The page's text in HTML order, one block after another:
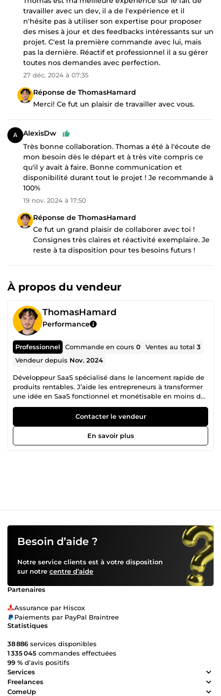
travailler avec un dev, il a de l'expérience et il
n'hésite pas à utiliser son expertise pour proposer
des mises à jour et des feedbacks intéressants sur un
projet. C'est la première commande avec lui, mais
pas la dernière. Réactif et professionnel il a su gérer
toutes nos demandes avec perfection.
27 déc. 2024 à 07:35
Réponse de ThomasHamard
Merci! Ce fut un plaisir de travailler avec vous.
AlexisDw
Très bonne collaboration. Thomas a été à l'écoute de
mon besoin dès le départ et à très vite compris ce
qu'il y avait à faire. Bonne communication et
disponibilité durant tout le projet ! Je recommande à
100%
19 nov. 2024 à 17:50
Réponse de ThomasHamard
Ce fut un grand plaisir de collaborer avec toi !
Consignes très claires et réactivité exemplaire. Je
reste à ta disposition pour tes besoins futurs !
À propos du vendeur
ThomasHamard
Performance
Professionnel Commande en cours0 Ventes au total3
Vendeur depuis Nov. 2024
Développeur SaaS spécialisé dans le lancement rapide de
produits rentables. J’aide les entrepreneurs à transformer
une idée en SaaS fonctionnel et monétisable en moins de
30 jours. 👉 Stack : Next.js, Supabase, MongoDB, Stripe,
Lemon Squeezy, IA Fondateur de : Monezon (+50 000$ en
5 mois) XBlockBot (+1 000$ générés) En 2025, j’ai
accompagné plus de 10 entrepreneurs à lancer leur SaaS
et générer leurs premiers revenus.
Contacter le vendeur
En savoir plus
Besoin d’aide ?
Notre service clients est à votre disposition
sur notre centre d’aide
Partenaires
Assurance par Hiscox
Paiements par PayPal Braintree
Statistiques
38 886 services disponibles
1 335 045 commandes effectuées
99 % d’avis positifs
Services
Freelances
ComeUp